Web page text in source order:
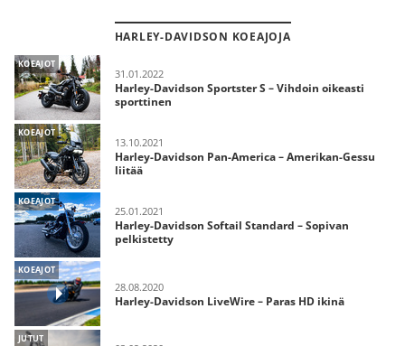
HARLEY-DAVIDSON KOEAJOJA
KOEAJOT
31.01.2022
Harley-Davidson Sportster S – Vihdoin oikeasti
sporttinen
KOEAJOT
13.10.2021
Harley-Davidson Pan-America – Amerikan-Gessu
liitää
KOEAJOT
25.01.2021
Harley-Davidson Softail Standard – Sopivan
pelkistetty
KOEAJOT
28.08.2020
Harley-Davidson LiveWire – Paras HD ikinä
JUTUT